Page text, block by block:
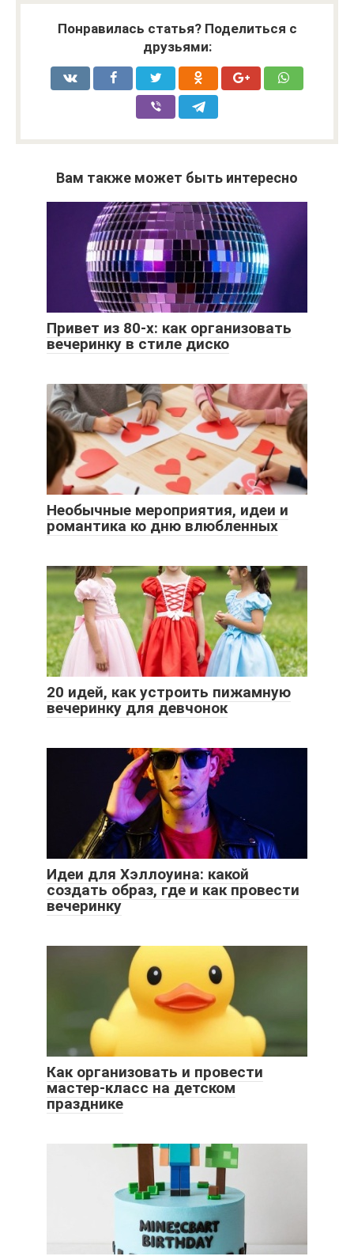
Понравилась статья? Поделиться с
друзьями:
Вам также может быть интересно
Привет из 80-х: как организовать
вечеринку в стиле диско
Необычные мероприятия, идеи и
романтика ко дню влюбленных
20 идей, как устроить пижамную
вечеринку для девчонок
Идеи для Хэллоуина: какой
создать образ, где и как провести
вечеринку
Как организовать и провести
мастер-класс на детском
празднике